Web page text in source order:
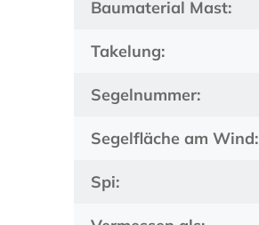
Baumaterial Mast:
Takelung:
Segelnummer:
Segelfläche am Wind:
Spi: